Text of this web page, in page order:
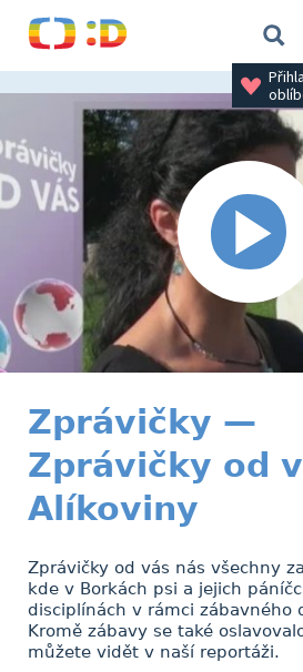
Zprávičky —
Zprávičky od
Alíkoviny
Zprávičky od vás nás všechny
kde v Borkách psi a jejich
disciplínách v rámci zábavného
Kromě zábavy se také
můžete vidět v naší reportáži.